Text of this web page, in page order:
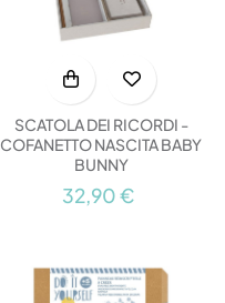
SCATOLA DEI RICORDI -
COFANETTO NASCITA BABY
BUNNY
32,90 €